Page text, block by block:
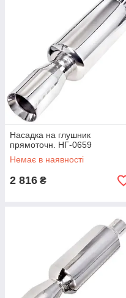
Насадка на глушник
прямоточн. НГ-0659
Немає в наявності
2 816 ₴